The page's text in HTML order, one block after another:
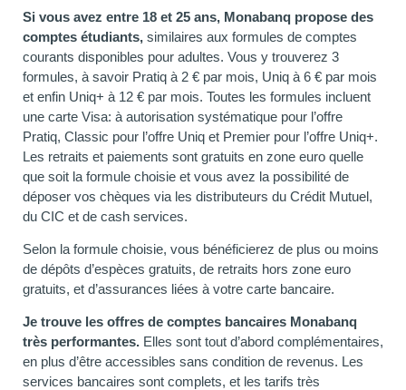
Si vous avez entre 18 et 25 ans, Monabanq propose des
comptes étudiants, similaires aux formules de comptes
courants disponibles pour adultes. Vous y trouverez 3
formules, à savoir Pratiq à 2 € par mois, Uniq à 6 € par mois
et enfin Uniq+ à 12 € par mois. Toutes les formules incluent
une carte Visa: à autorisation systématique pour l’offre
Pratiq, Classic pour l’offre Uniq et Premier pour l’offre Uniq+.
Les retraits et paiements sont gratuits en zone euro quelle
que soit la formule choisie et vous avez la possibilité de
déposer vos chèques via les distributeurs du Crédit Mutuel,
du CIC et de cash services.
Selon la formule choisie, vous bénéficierez de plus ou moins
de dépôts d’espèces gratuits, de retraits hors zone euro
gratuits, et d’assurances liées à votre carte bancaire.
Je trouve les offres de comptes bancaires Monabanq
très performantes. Elles sont tout d’abord complémentaires,
en plus d’être accessibles sans condition de revenus. Les
services bancaires sont complets, et les tarifs très